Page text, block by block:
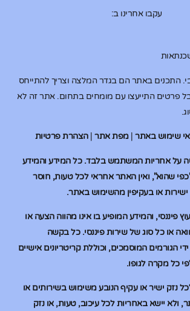
התכנים באתר הם בגדר המלצה וצריך להתייחס
פרטים התייעצו עם מומחים בתחום. אתר זה לא
שימוש באתר|מפת אתר|הצהרת פרטיות
על אחריות המשתמש בלבד. כל המידע והמידע
שהוא", ואין האתר אחראי לכל טעות, חוסר
ישירות או בעקיפין מהשימוש באתר.
פיננסי, והמידע המופיע בו אינו מהווה הצעה או
או כל סוג של שירות פיננסי. כל בקשה
הגורמים המוסמכים, וכוללת קריטריונים אישיים
כל מקרה לגופו.
נזק ישיר או עקיף הנובע משימוש בשירותים או
ולא יישא באחריות לכל עיכוב, טעות, או נזק
עקבו אחרינו ב: